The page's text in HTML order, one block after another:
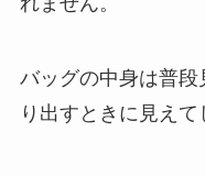
バッグの中身は普
り出すときに見えて